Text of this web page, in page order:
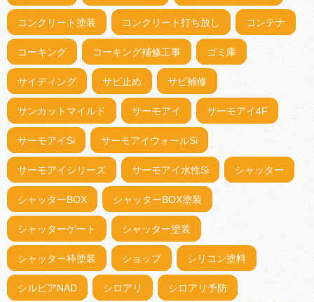
コンクリート塗装 コンクリート打ち放し コンテナ
コーキング コーキング補修工事 ゴミ庫
サイディング サビ止め サビ補修
サンカットマイルド サーモアイ サーモアイ4F
サーモアイSi サーモアイウォールSi
サーモアイシリーズ サーモアイ水性Si シャッター
シャッターBOX シャッターBOX塗装
シャッターゲート シャッター塗装
シャッター枠塗装 ショップ シリコン塗料
シルビアNAD シロアリ シロアリ予防